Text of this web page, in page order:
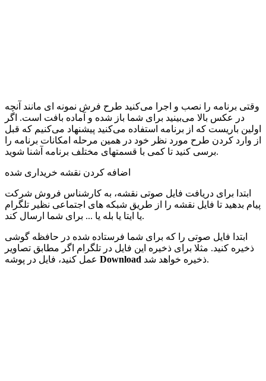
وقتی برنامه را نصب و اجرا می‌کنید طرح فرش نمونه ای مانند آنچه
در عکس بالا می‌بینید برای شما باز شده و آماده بافت است. اگر
اولین باریست که از برنامه استفاده می‌کنید پیشنهاد می‌کنیم که قبل
از وارد کردن طرح مورد نظر خود در همین مرحله امکانات برنامه را
برسی کنید تا کمی با قسمتهای مختلف برنامه آشنا شوید.
اضافه کردن نقشه خریداری شده
ابتدا برای دریافت فایل صوتی نقشه، به کارشناس فروش شرکت
پیام بدهید تا فایل نقشه را از طریق شبکه های اجتماعی نظیر تلگرام
یا ایتا یا بله یا ... برای شما ارسال کند.
ابتدا فایل صوتی را که برای شما فرستاده شده در حافظه گوشی
ذخیره کنید. مثلا برای ذخیره این فایل در تلگرام اگر مطابق تصاویر
Download ذخیره خواهد شد.